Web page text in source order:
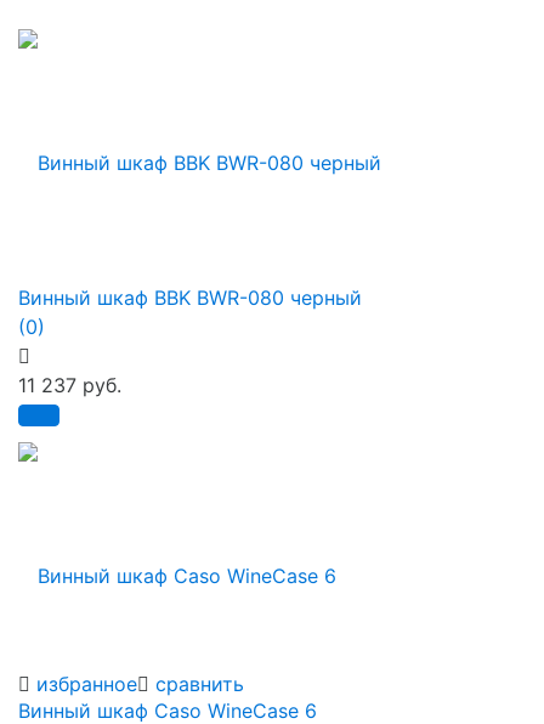
избранное сравнить
Винный шкаф BBK BWR-080 черный
(0)
11 237 руб.
Винный шкаф Caso WineCase 6